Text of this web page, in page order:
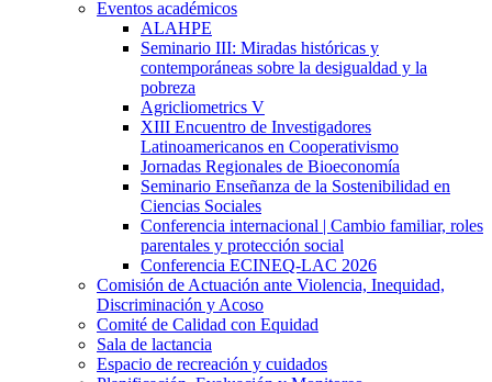
Eventos académicos
ALAHPE
Seminario III: Miradas históricas y
contemporáneas sobre la desigualdad y la
pobreza
Agricliometrics V
XIII Encuentro de Investigadores
Latinoamericanos en Cooperativismo
Jornadas Regionales de Bioeconomía
Seminario Enseñanza de la Sostenibilidad en
Ciencias Sociales
Conferencia internacional | Cambio familiar, roles
parentales y protección social
Conferencia ECINEQ-LAC 2026
Comisión de Actuación ante Violencia, Inequidad,
Discriminación y Acoso
Comité de Calidad con Equidad
Sala de lactancia
Espacio de recreación y cuidados